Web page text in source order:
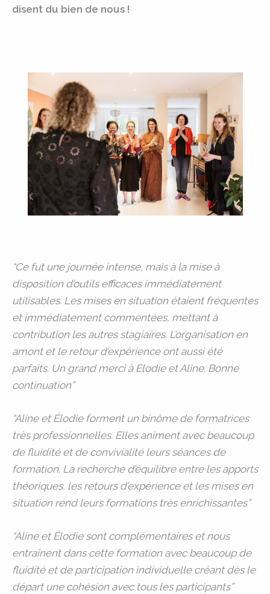
disent du bien de nous !
“Ce fut une journée intense, mais à la mise à
disposition d’outils efficaces immédiatement
utilisables. Les mises en situation étaient fréquentes
et immédiatement commentées, mettant à
contribution les autres stagiaires. L’organisation en
amont et le retour d’expérience ont aussi été
parfaits. Un grand merci à Elodie et Aline. Bonne
continuation”
“Aline et Élodie forment un binôme de formatrices
très professionnelles. Elles animent avec beaucoup
de fluidité et de convivialité leurs séances de
formation. La recherche d’équilibre entre les apports
théoriques, les retours d’expérience et les mises en
situation rend leurs formations très enrichissantes”
“Aline et Élodie sont complémentaires et nous
entraînent dans cette formation avec beaucoup de
fluidité et de participation individuelle créant dès le
départ une cohésion avec tous les participants”